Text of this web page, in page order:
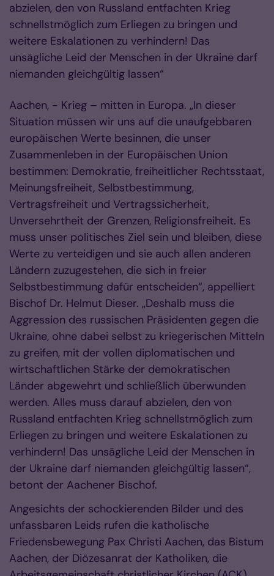
abzielen, den von Russland entfachten Krieg
schnellstmöglich zum Erliegen zu bringen und
weitere Eskalationen zu verhindern! Das
unsägliche Leid der Menschen in der Ukraine darf
niemanden gleichgültig lassen“
Aachen, - Krieg – mitten in Europa. „In dieser
Situation müssen wir uns auf die unaufgebbaren
europäischen Werte besinnen, die unser
Zusammenleben in der Europäischen Union
bestimmen: Demokratie, freiheitlicher Rechtsstaat,
Meinungsfreiheit, Selbstbestimmung,
Vertragsfreiheit und Vertragssicherheit,
Unversehrtheit der Grenzen, Religionsfreiheit. Es
muss unser politisches Ziel sein und bleiben, diese
Werte zu verteidigen und sie auch allen anderen
Ländern zuzugestehen, die sich in freier
Selbstbestimmung dafür entscheiden“, appelliert
Bischof Dr. Helmut Dieser. „Deshalb muss die
Aggression des russischen Präsidenten gegen die
Ukraine, ohne dabei selbst zu kriegerischen Mitteln
zu greifen, mit der vollen diplomatischen und
wirtschaftlichen Stärke der demokratischen
Länder abgewehrt und schließlich überwunden
werden. Alles muss darauf abzielen, den von
Russland entfachten Krieg schnellstmöglich zum
Erliegen zu bringen und weitere Eskalationen zu
verhindern! Das unsägliche Leid der Menschen in
der Ukraine darf niemanden gleichgültig lassen“,
betont der Aachener Bischof.
Angesichts der schockierenden Bilder und des
unfassbaren Leids rufen die katholische
Friedensbewegung Pax Christi Aachen, das Bistum
Aachen, der Diözesanrat der Katholiken, die